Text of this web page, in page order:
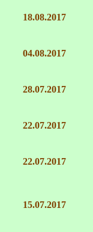
18.08.2017
04.08.2017
28.07.2017
22.07.2017
22.07.2017
15.07.2017